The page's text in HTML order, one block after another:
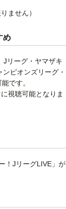
ません）
め
Jリーグ・ヤマザキ
ピオンズリーグ・
です。
視聴可能となりま
！JリーグLIVE」が